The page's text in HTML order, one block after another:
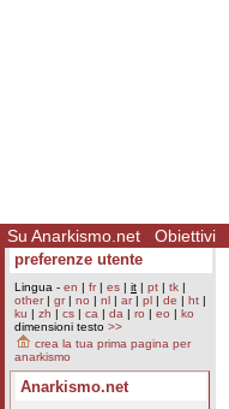
Su Anarkismo.net Obiettivi
preferenze utente
Lingua - en | fr| es | it | pt | tk |
other| gr| no | nl | ar| pl | de | ht |
ku | zh | cs | ca | da | ro | eo | ko
dimensioni testo >>
crea la tua prima pagina per
anarkismo
Anarkismo.net